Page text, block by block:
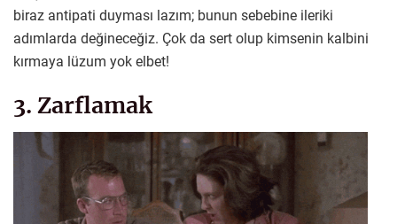
biraz antipati duyması lazım; bunun sebebine ileriki
adımlarda değineceğiz. Çok da sert olup kimsenin kalbini
kırmaya lüzum yok elbet!
3. Zarflamak